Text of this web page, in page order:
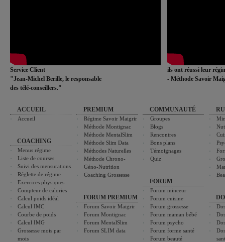
Service Client
"Jean-Michel Berille, le responsable
des télé-conseillers."
ils ont réussi leur
- Méthode Savoir
ACCUEIL
Accueil
COACHING
Menus régime
Liste de courses
Suivi des mensurations
Réglette de régime
Exercices physiques
Compteur de calories
Calcul poids idéal
Calcul IMC
Courbe de poids
Calcul IMG
Grossesse mois par
mois
PREMIUM
Régime Savoir Maigrir
Méthode Montignac
Méthode MentalSlim
Méthode Slim Data
Méthodes Naturelles
Méthode Chrono-
Géno-Nutrition
Coaching Grossesse
FORUM PREMIUM
Forum Savoir Maigrir
Forum Montignac
Forum MentalSlim
Forum SLIM data
COMMUNAUTÉ
Groupes
Blogs
Rencontres
Bons plans
Témoignages
Quiz
FORUM
Forum minceur
Forum cuisine
Forum grossesse
Forum maman bébé
Forum psycho
Forum forme santé
Forum beauté